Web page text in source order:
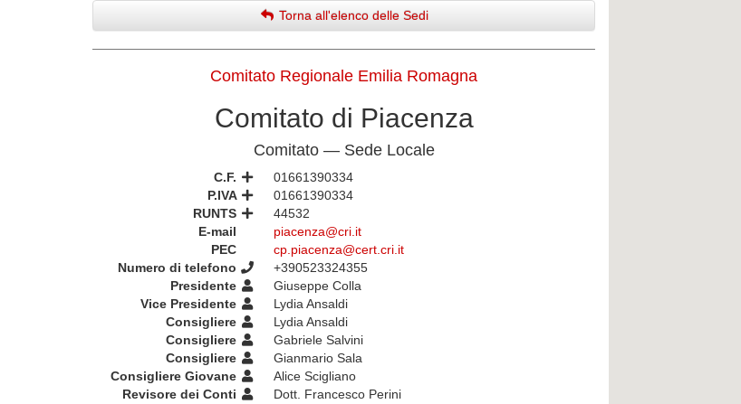
Torna all'elenco delle Sedi
Comitato Regionale Emilia Romagna
Comitato di Piacenza
Comitato — Sede Locale
C.F.
01661390334
P.IVA
01661390334
RUNTS
44532
E-mail
piacenza@cri.it
PEC
cp.piacenza@cert.cri.it
Numero di telefono
+390523324355
Presidente
Giuseppe Colla
Vice Presidente
Lydia Ansaldi
Consigliere
Lydia Ansaldi
Consigliere
Gabriele Salvini
Consigliere
Gianmario Sala
Consigliere Giovane
Alice Scigliano
Revisore dei Conti
Dott. Francesco Perini